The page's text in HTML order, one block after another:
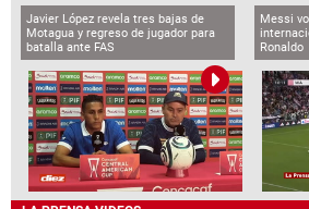
Javier López revela tres bajas de
Motagua y regreso de jugador para
batalla ante FAS
Messi
Ronaldo